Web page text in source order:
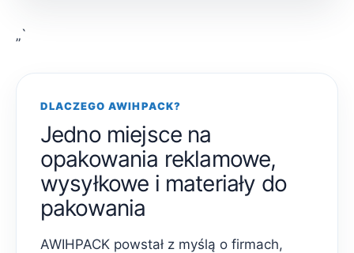
„`
DLACZEGO AWIHPACK?
Jedno miejsce na
opakowania reklamowe,
wysyłkowe i materiały do
pakowania
AWIHPACK powstał z myślą o firmach,